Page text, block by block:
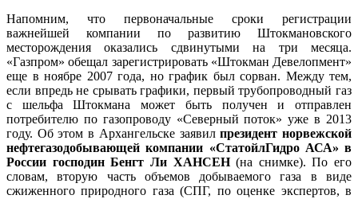
Напомним, что первоначальные сроки регистрации
важнейшей компании по развитию Штокмановского
месторождения оказались сдвинутыми на три месяца.
«Газпром» обещал зарегистрировать «Штокман Девелопмент»
еще в ноябре 2007 года, но график был сорван. Между тем,
если впредь не срывать графики, первый трубопроводный газ
с шельфа Штокмана может быть получен и отправлен
потребителю по газопроводу «Северный поток» уже в 2013
году. Об этом в Архангельске заявилпрезидент норвежской
нефтегазодобывающей компании «СтатойлГидро АСА» в
России господин Бенгт Ли ХАНСЕН(на снимке). По его
словам, вторую часть объемов добываемого газа в виде
сжиженного природного газа (СПГ, по оценке экспертов, в